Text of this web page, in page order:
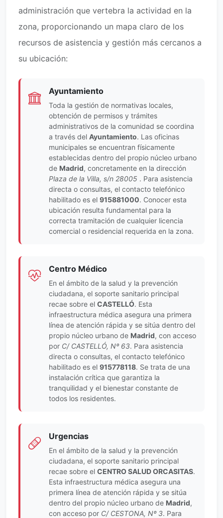
administración que vertebra la actividad en la
zona, proporcionando un mapa claro de los
recursos de asistencia y gestión más cercanos a
su ubicación:
Ayuntamiento
Toda la gestión de normativas locales,
obtención de permisos y trámites
administrativos de la comunidad se coordina
a través del Ayuntamiento. Las oficinas
municipales se encuentran físicamente
establecidas dentro del propio núcleo urbano
de Madrid, concretamente en la dirección
Plaza de la Villa, s/n 28005 . Para asistencia
directa o consultas, el contacto telefónico
habilitado es el 915881000. Conocer esta
ubicación resulta fundamental para la
correcta tramitación de cualquier licencia
comercial o residencial requerida en la zona.
Centro Médico
En el ámbito de la salud y la prevención
ciudadana, el soporte sanitario principal
recae sobre el CASTELLÓ. Esta
infraestructura médica asegura una primera
línea de atención rápida y se sitúa dentro del
propio núcleo urbano de Madrid, con acceso
por C/ CASTELLÓ, Nº 63. Para asistencia
directa o consultas, el contacto telefónico
habilitado es el 915778118. Se trata de una
instalación crítica que garantiza la
tranquilidad y el bienestar constante de
todos los residentes.
Urgencias
En el ámbito de la salud y la prevención
ciudadana, el soporte sanitario principal
recae sobre el CENTRO SALUD ORCASITAS.
Esta infraestructura médica asegura una
primera línea de atención rápida y se sitúa
dentro del propio núcleo urbano de Madrid,
con acceso por C/ CESTONA, Nº 3. Para